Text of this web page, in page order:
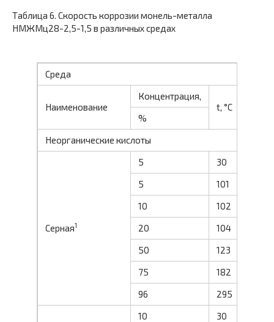
Таблица 6. Скорость коррозии монель-металла
НМЖМц28-2,5-1,5 в различных средах
Среда
Наименование
Концентрация,
t, °С
%
Неорганические кислоты
Серная1
5 30
5
101
10
102
20
104
50
123
75
182
96
295
10 30